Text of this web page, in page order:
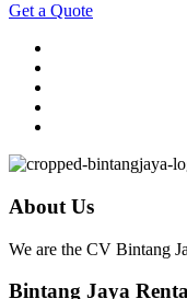
Get a Quote
About Us
We are the CV Bintang
Bintang Jaya